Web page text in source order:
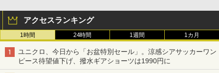
アクセスランキング
1時間 24時間 1週間 1カ月
ユニクロ、今日から「お盆特別セール」。涼感シアサッカーワン
ピース待望値下げ、撥水ギアショーツは1990円に